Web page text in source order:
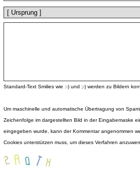
Standard-Text Smilies wie :-) und ;-) werden zu Bildern
Um maschinelle und automatische Übertragung von
Zeichenfolge im dargestellten Bild in der Eingabemaske
eingegeben wurde, kann der Kommentar angenommen
Cookies unterstützen muss, um dieses Verfahren